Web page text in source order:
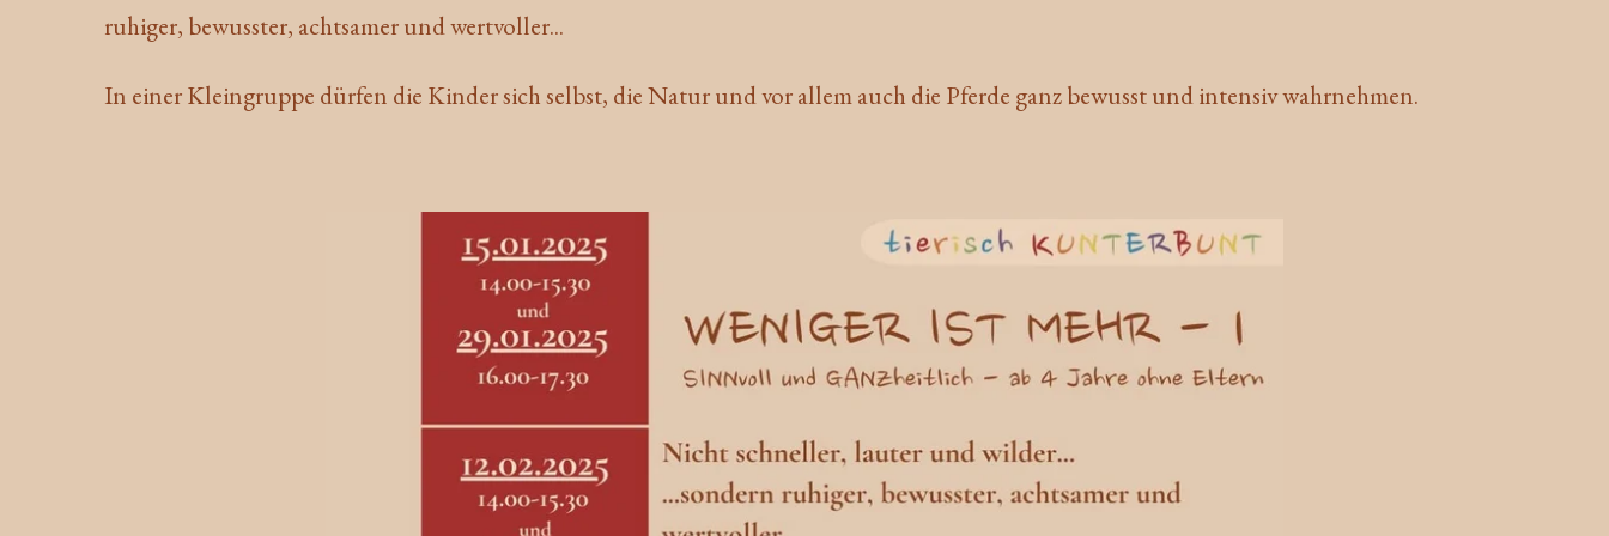
ruhiger, bewusster, achtsamer und wertvoller...
In einer Kleingruppe dürfen die Kinder sich selbst, die Natur und vor allem auch die Pferde ganz bewusst und intensiv wahrnehmen.